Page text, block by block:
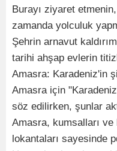
Burayı ziyaret
zamanda yolculuk
Şehrin arnavut
tarihi ahşap evlerin
Amasra: Karadeniz'in
Amasra için
söz edilirken, şunlar
Amasra, kumsalları ve
lokantaları sayesinde